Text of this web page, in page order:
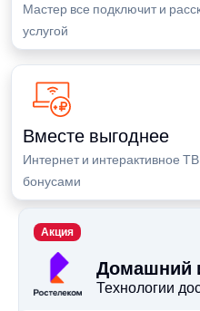
Мастер все подключит и
услугой
Вместе выгоднее
Интернет и интерактивное
бонусами
Домашний
Технологии
Акция